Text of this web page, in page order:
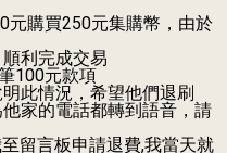
元購買250元集購幣，由於
利完成交易
100元款項
此情況，希望他們退刷
他家的電話都轉到語音，請
留言板申請退費,我當天就